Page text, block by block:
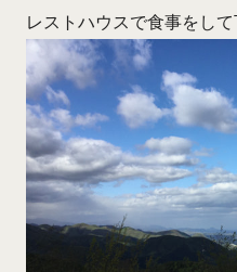
レストハウスで食事をして